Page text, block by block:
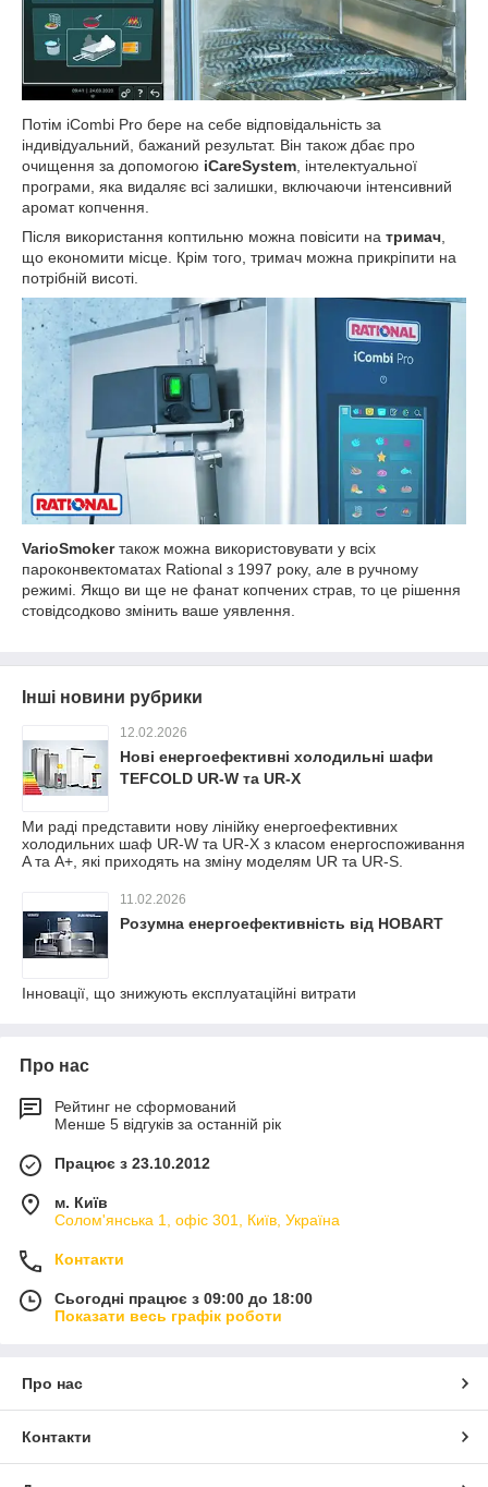
Потім iCombi Pro бере на себе відповідальність за
індивідуальний, бажаний результат. Він також дбає про
очищення за допомогою iCareSystem , інтелектуальної
програми, яка видаляє всі залишки, включаючи інтенсивний
аромат копчення.
Після використання коптильню можна повісити на тримач
що економити місце. Крім того, тримач можна прикріпити на
потрібній висоті.
VarioSmokerтакож можна використовувати у всіх
пароконвектоматах Rational з 1997 року, але в ручному
режимі. Якщо ви ще не фанат копчених страв, то це рішення
стовідсодково змінить ваше уявлення.
Інші новини рубрики
12.02.2026
Нові енергоефективні холодильні шафи
TEFCOLD UR-W та UR-X
Ми раді представити нову лінійку енергоефективних
холодильних шаф UR-W та UR-X з класом енергоспоживання
A та A+, які приходять на зміну моделям UR та UR-S.
11.02.2026
Розумна енергоефективність від HOBART
Інновації, що знижують експлуатаційні витрати
Про нас
Рейтинг не сформований
Менше 5 відгуків за останній рік
Працює з 23.10.2012
м. Київ
Солом'янська 1, офіс 301, Київ, Україна
Контакти
Сьогодні працює з 09:00 до 18:00
Показати весь графік роботи
Про нас
Контакти